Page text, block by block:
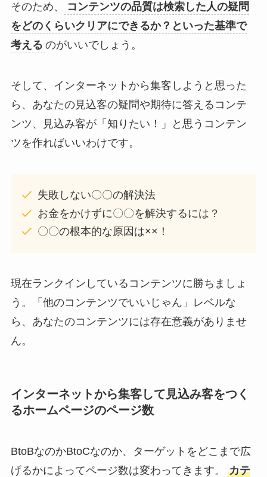
そのため、
コンテンツの品質は検索した人の疑問
をどのくらいクリアにできるか？といった基準で
考える のがいいでしょう。
そして、インターネットから集客しようと思った
ら、あなたの見込客の疑問や期待に答えるコンテ
ンツ、見込み客が「知りたい！」と思うコンテン
ツを作ればいいわけです。
失敗しない〇〇の解決法
お金をかけずに〇〇を解決するには？
〇〇の根本的な原因は××！
現在ランクインしているコンテンツに勝ちましょ
う。「他のコンテンツでいいじゃん」レベルな
ら、あなたのコンテンツには存在意義がありませ
ん。
インターネットから集客して見込み客をつく
るホームページのページ数
BtoBなのかBtoCなのか、ターゲットをどこまで広
げるかによってページ数は変わってきます。
カテ